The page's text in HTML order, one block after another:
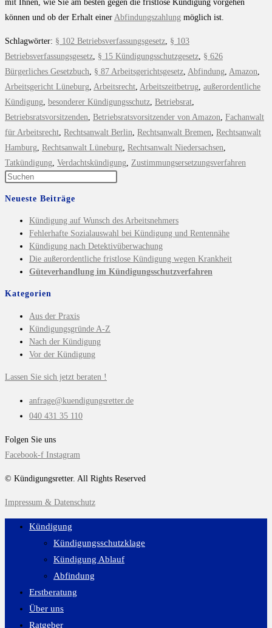
mit Ihnen, wie Sie am besten gegen die fristlose Kündigung vorgehen
können und ob der Erhalt einer Abfindungszahlung möglich ist.
Schlagwörter: § 102 Betriebsverfassungsgesetz, § 103
Betriebsverfassungsgesetz, § 15 Kündigungsschutzgesetz, § 626
Bürgerliches Gesetzbuch, § 87 Arbeitsgerichtsgesetz, Abfindung, Amazon,
Arbeitsgericht Lüneburg, Arbeitsrecht, Arbeitszeitbetrug, außerordentliche
Kündigung, besonderer Kündigungsschutz, Betriebsrat,
Betriebsratsvorsitzenden, Betriebsratsvorsitzender von Amazon, Fachanwalt
für Arbeitsrecht, Rechtsanwalt Berlin, Rechtsanwalt Bremen, Rechtsanwalt
Hamburg, Rechtsanwalt Lüneburg, Rechtsanwalt Niedersachsen,
Tatkündigung, Verdachtskündigung, Zustimmungsersetzungsverfahren
Neueste Beiträge
Kündigung auf Wunsch des Arbeitsnehmers
Fehlerhafte Sozialauswahl bei Kündigung und Rentennähe
Kündigung nach Detektivüberwachung
Die außerordentliche fristlose Kündigung wegen Krankheit
Güteverhandlung im Kündigungsschutzverfahren
Kategorien
Aus der Praxis
Kündigungsgründe A-Z
Nach der Kündigung
Vor der Kündigung
Lassen Sie sich jetzt beraten !
anfrage@kuendigungsretter.de
040 431 35 110
Folgen Sie uns
Facebook-f Instagram
© Kündigungsretter. All Rights Reserved
Impressum & Datenschutz
Kündigung
Kündigungsschutzklage
Kündigung Ablauf
Abfindung
Erstberatung
Über uns
Ratgeber